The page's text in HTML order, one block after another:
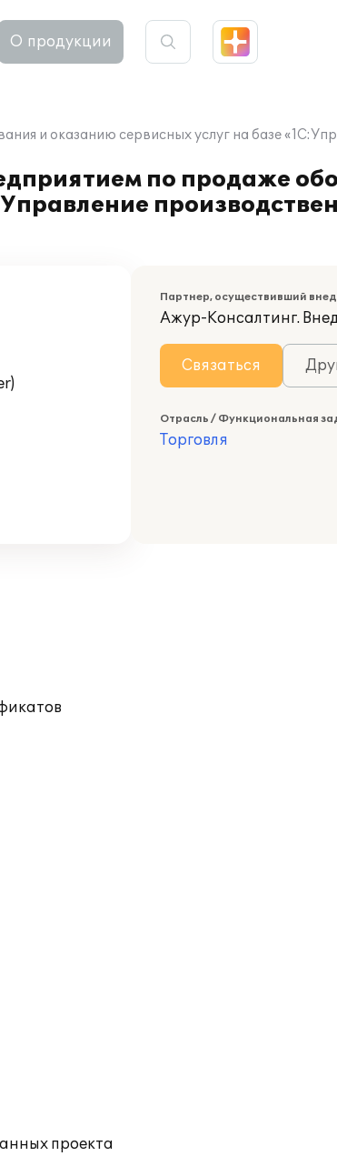
О продукции
и оказанию сервисных услуг на базе
по продаже
Партнер, осуществивший
Ажур-Консалтинг.
Связаться
Отрасль / Функциональная
Торговля
проекта